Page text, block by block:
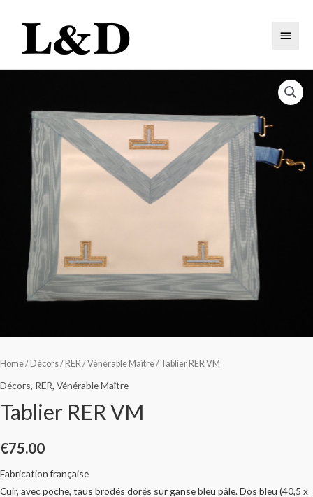
Home/ Décors/ RER/Vénérable Maître/ Tablier RER VM
Décors, RER, Vénérable Maître
Tablier RER VM
€75.00
Fabrication française
Cuir, avec poche, taus brodés dorés sur ganse bleu pâle. Dos bleu (40,5 x